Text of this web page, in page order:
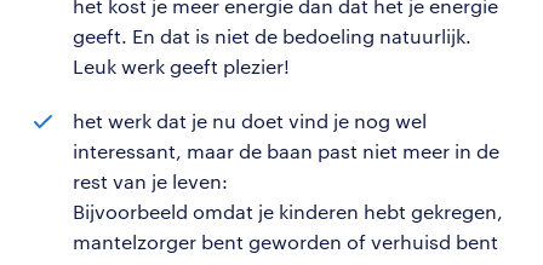
het kost je meer energie dan dat het je energie
geeft. En dat is niet de bedoeling natuurlijk.
Leuk werk geeft plezier!
het werk dat je nu doet vind je nog wel
interessant, maar de baan past niet meer in de
rest van je leven:
Bijvoorbeeld omdat je kinderen hebt gekregen,
mantelzorger bent geworden of verhuisd bent